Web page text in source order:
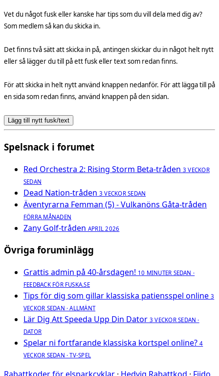
Vet du något fusk eller kanske har tips som du vill dela med dig av?
Som medlem så kan du skicka in.
Det finns två sätt att skicka in på, antingen skickar du in något helt nytt
eller så lägger du till på ett fusk eller text som redan finns.
För att skicka in helt nytt använd knappen nedanför. För att lägga till på
en sida som redan finns, använd knappen på den sidan.
Lägg till nytt fusk/text
Spelsnack i forumet
Red Orchestra 2: Rising Storm Beta-tråden 3 VECKOR
SEDAN
Dead Nation-tråden 3 VECKOR SEDAN
Äventyrarna Femman (5) - Vulkanöns Gåta-tråden
FÖRRA MÅNADEN
Zany Golf-tråden APRIL 2026
Övriga foruminlägg
Grattis admin på 40-årsdagen! 10 MINUTER SEDAN ·
FEEDBACK FÖR FUSKA.SE
Tips för dig som gillar klassiska patiensspel online 3
VECKOR SEDAN · ALLMÄNT
Lär Dig Att Speeda Upp Din Dator 3 VECKOR SEDAN ·
DATOR
Spelar ni fortfarande klassiska kortspel online? 4
VECKOR SEDAN · TV-SPEL